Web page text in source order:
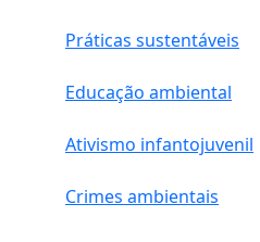
Práticas sustentáveis
Educação ambiental
Ativismo infantojuvenil
Crimes ambientais